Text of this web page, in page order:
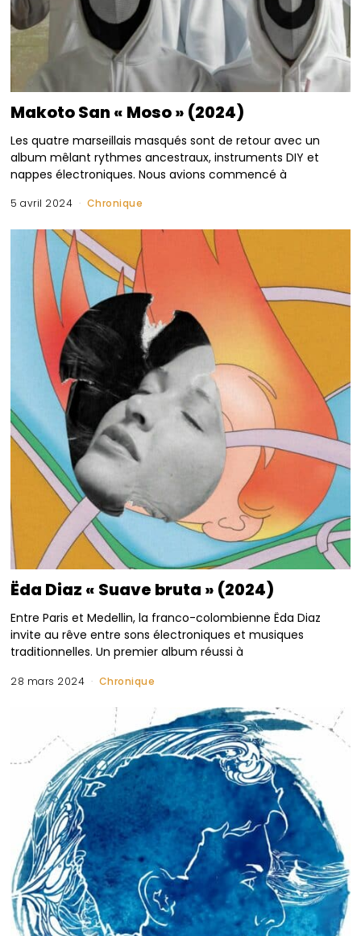
Makoto San « Moso » (2024)
Les quatre marseillais masqués sont de retour avec un
album mêlant rythmes ancestraux, instruments DIY et
nappes électroniques. Nous avions commencé à
5 avril 2024 Chronique
Ëda Diaz « Suave bruta » (2024)
Entre Paris et Medellin, la franco-colombienne Ëda Diaz
invite au rêve entre sons électroniques et musiques
traditionnelles. Un premier album réussi à
28 mars 2024 Chronique